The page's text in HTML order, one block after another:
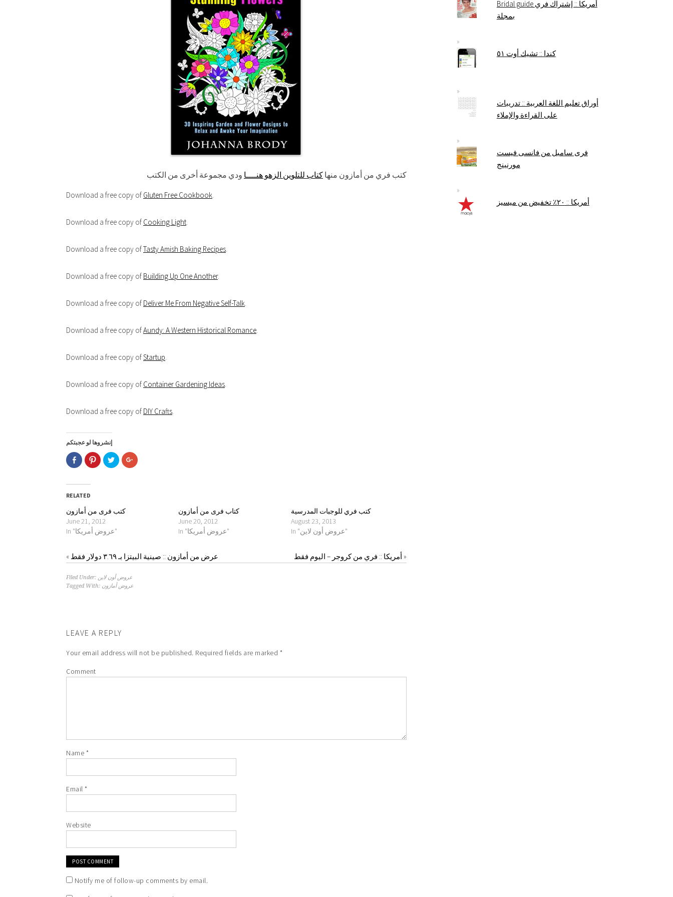
كتب فري من أمازون منها كتاب للتلوين الزهو هنــــا ودي مجموعة أخرى من الكتب
Download a free copy of Gluten Free Cookbook.
Download a free copy of Cooking Light.
Download a free copy ofTasty Amish Baking Recipes.
Download a free copy of Building Up One Another.
Download a free copy of Deliver Me From Negative Self-Talk.
Download a free copy ofAundy: A Western Historical Romance.
Download a free copy ofStartup.
Download a free copy of Container Gardening Ideas.
Download a free copy of DIY Crafts.
إنشروها لو عجبتكم
Click
to
share
Facebook
in
window)
Click
to
share
Click
to
share
window)
Click
to
RELATED
كتب فرى من أمازون
June 21, 2012
In "عروض أمريكا"
كتاب فرى من أمازون
June 20, 2012
In "عروض أمريكا"
كتب فري للوجبات المدرسية
August 23, 2013
In "عروض أون لاين"
« عرض من أمازون :: صينية البيتزا بـ ٣.٦٩ دولار فقط أمريكا :: فري من كروجر – اليوم فقط»
Filed Under: عروض أون لاين
Tagged With: عروض أمازون
LEAVE A REPLY
Your email address will not be published. Required fields are marked *
Comment
Name *
Email *
Website
Notify me of follow-up comments by email.
Bridal guide أمريكا :: إشتراك فري
بمجلة
كندا :: تشيك أوت ٥١
أوراق تعليم اللغة العربية :: تدريبات
على القراءة والإملاء
فرى سامبل من فانسى فيست
مورنينج
أمريكا :: ٢٠٪ تخفيض من ميسيز